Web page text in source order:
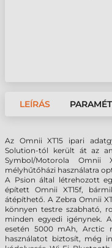
LEÍRÁS
Az Omnii XT15 ipari
Solution-tól került át az
Symbol/Motorola
mélyhűtőházi használatra
A Psion által létrehozott
épített Omnii XT15f,
átépíthető. A Zebra Omnii
könnyen testre szabható,
minden egyedi igénynek.
esetén 5000 mAh, Arctic
használatot biztosít, még